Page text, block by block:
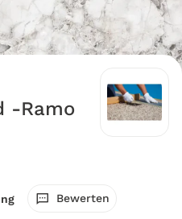
-Ramo
Bewerten